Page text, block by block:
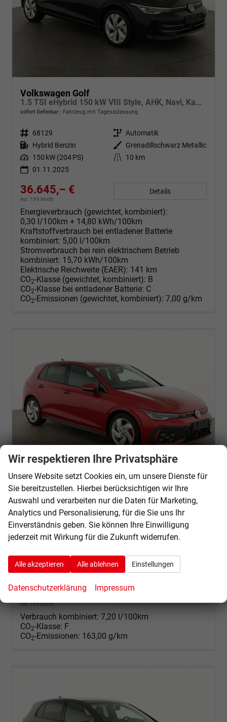
Volkswagen Golf
1.5 TSI eHybrid 150 kW VIII Style, AHK, Navi, Kamera, Side, LED-Plus
sofort lieferbar Fahrzeug mit Tageszulassung
Fahrzeugnr. 68129 Getriebe Automatik
Kraftstoff Hybrid Benzin Außenfarbe
Grenadillschwarz Metallic
Leistung 150 kW (204 PS) Kilometerstand
10 km
01.11.2025
36.645,– €
incl. 19% MwSt.
Details
Energieverbrauch (gewichtet, kombiniert):
0,30 l/100km + 14,80 kWh/100km
Kraftstoffverbrauch bei entladener Batterie
kombiniert: 5,00 l/100km
Stromverbrauch bei rein elektrischem Betrieb
kombiniert: 15,70 kWh/100km
Elektrische Reichweite (EAER): 141 km
CO2-Klasse (gewichtet, kombiniert): B
CO2-Klasse bei entladener Batterie: C
CO2-Emissionen (gewichtet, kombiniert): 7,00 g/km
Volkswagen Golf
sofort lieferbar Fahrzeug mit Tageszulassung
Fahrzeugnr. 67680 Getriebe Automatik
Leistung 195 kW (265 PS)
10 km
01.01.2026
37.345,– €
incl. 19% MwSt.
Verbrauch kombiniert: 7,20 l/100km
CO2-Klasse: F
CO2-Emissionen: 163,00 g/km
Wir respektieren Ihre Privatsphäre
Unsere Website setzt Cookies ein, um unsere Dienste für
Sie bereitzustellen. Hierbei berücksichtigen wir Ihre
Auswahl und verarbeiten nur die Daten für Marketing,
Analytics und Personalisierung, für die Sie uns Ihr
Einverständnis geben. Sie können Ihre Einwilligung
jederzeit mit Wirkung für die Zukunft widerrufen.
Alle akzeptieren Alle ablehnen Einstellungen
Datenschutzerklärung Impressum